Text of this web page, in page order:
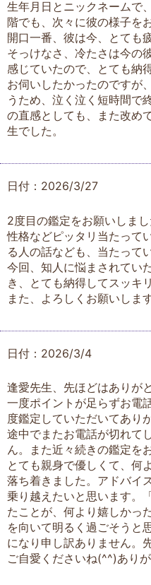
生年月日とニックネームで
階でも、次々に彼の様子を
開口一番、彼は今、とても
そっけなさ、冷たさは今の
感じていたので、とても納
お伺いしたかったのですが
うため、泣く泣く短時間で
の直感としても、また改め
生でした。
日付：2026/3/27
2度目の鑑定をお願いしま
性格などピッタリ当たって
る人の話なども、当たって
今回、知人に悩まされてい
き、とても納得してスッキ
また、よろしくお願いします
日付：2026/3/4
逢愛先生、先ほどはありが
一度ポイントが足らずお電
度鑑定していただいてあり
途中でまたお電話が切れて
ん。また近々続きの鑑定を
とても親身で優しくて、何
落ち着きました。アドバイ
乗り越えたいと思います。
たことが、何より嬉しかっ
を向いて明るく過ごそうと
になり申し訳ありません。
ご自愛くださいね(^^)あり